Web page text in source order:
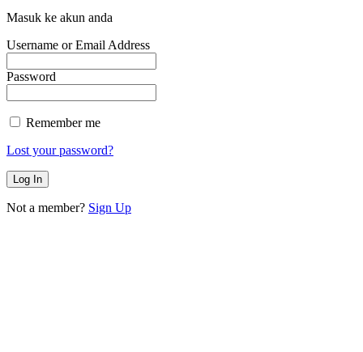
Masuk ke akun anda
Username or Email Address
Password
Remember me
Lost your password?
Not a member? Sign Up